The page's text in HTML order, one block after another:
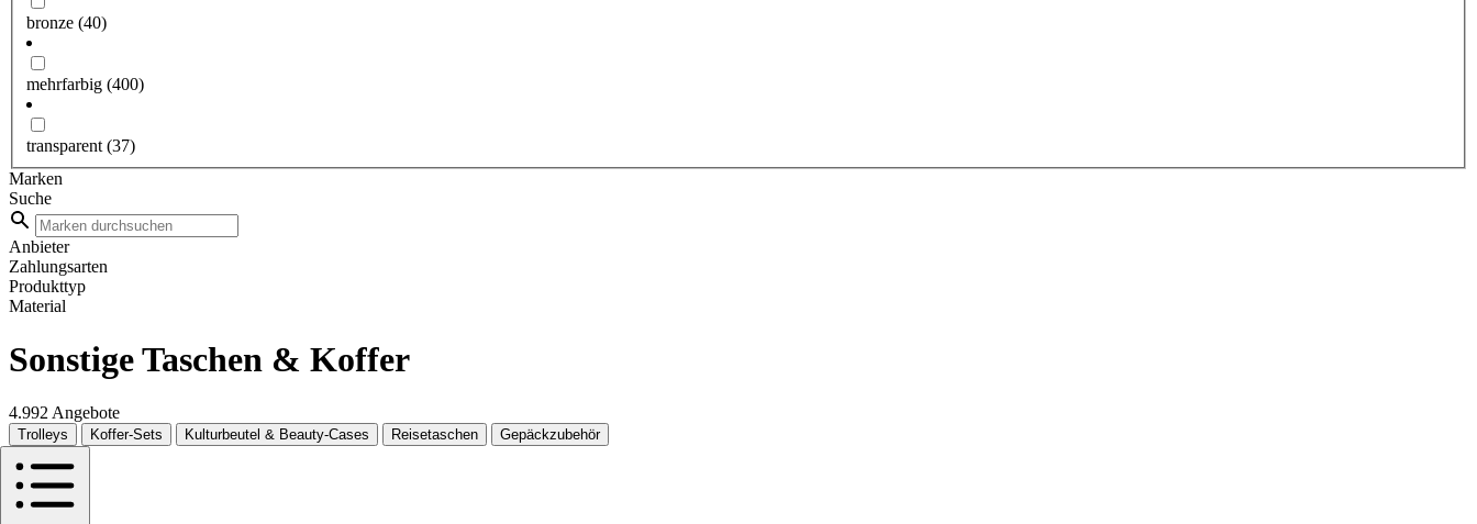
bronze (40)
mehrfarbig (400)
transparent (37)
Marken
Suche
Anbieter
Zahlungsarten
Produkttyp
Material
Sonstige Taschen & Koffer
4.992 Angebote
Trolleys Koffer-Sets Kulturbeutel & Beauty-Cases Reisetaschen Gepäckzubehör